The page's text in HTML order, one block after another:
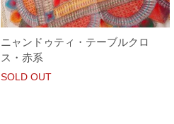
ニャンドゥティ・テーブルクロ
ス・赤系
SOLD OUT